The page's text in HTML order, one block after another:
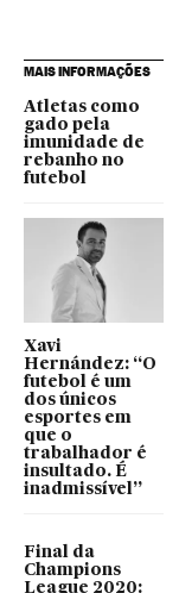
MAIS INFORMAÇÕES
Atletas como
gado pela
imunidade de
rebanho no
futebol
Xavi
Hernández: “O
futebol é um
dos únicos
esportes em
que o
trabalhador é
insultado. É
inadmissível”
Final da
Champions
League 2020: